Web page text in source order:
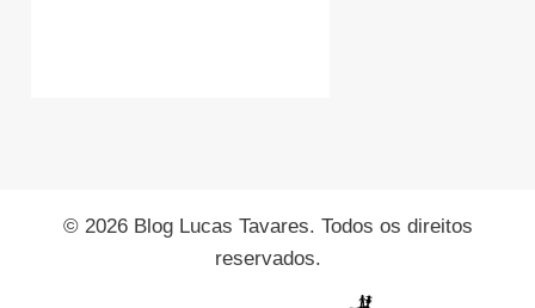
© 2026 Blog Lucas Tavares. Todos os direitos
reservados.